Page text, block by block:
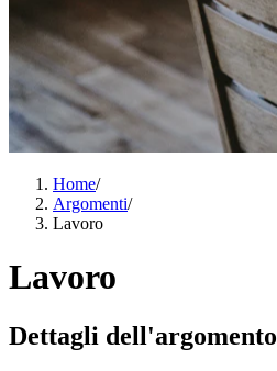
Home/
Argomenti/
Lavoro
Lavoro
Dettagli dell'argomento